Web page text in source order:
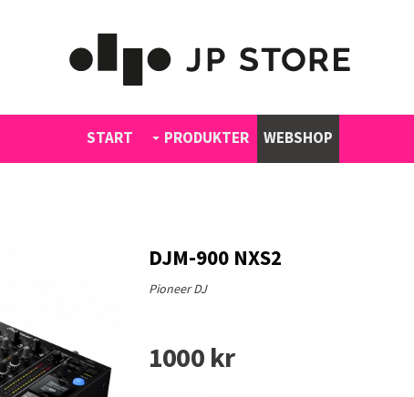
START PRODUKTER WEBSHOP
DJM-900 NXS2
Pioneer DJ
1000 kr